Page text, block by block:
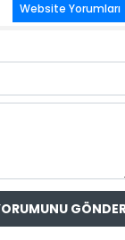
Website Yorumları